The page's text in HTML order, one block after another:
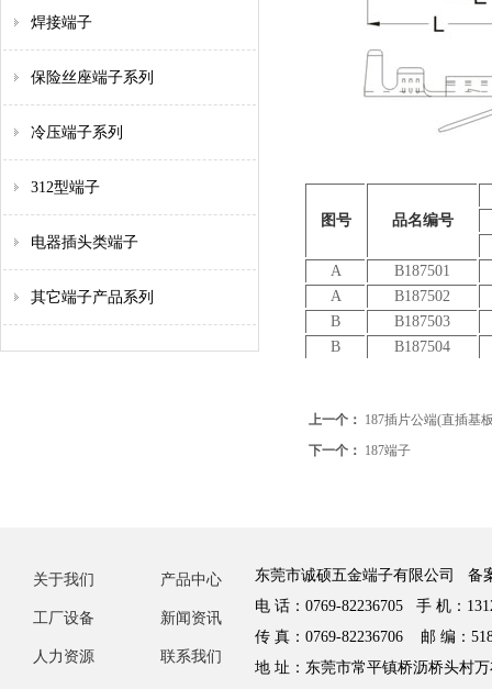
焊接端子
保险丝座端子系列
冷压端子系列
312型端子
电器插头类端子
其它端子产品系列
图号 品名编号
A
B187501
A
B187502
B
B187503
B
B187504
上一个： 187插片公端(直插基
下一个： 187端子
关于我们 产品中心
工厂设备 新闻资讯
人力资源 联系我们
东莞市诚硕五金端子有限公司 备
电 话：0769-82236705 手 机：
传 真：0769-82236706 邮 编：
地 址：东莞市常平镇桥沥桥头村